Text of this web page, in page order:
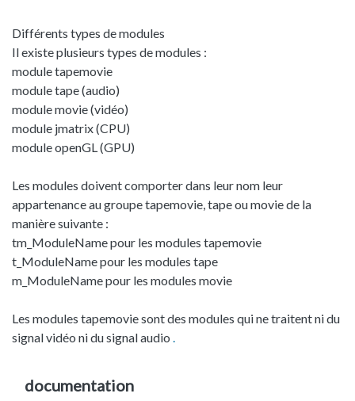
Différents types de modules
Il existe plusieurs types de modules :
module tapemovie
module tape (audio)
module movie (vidéo)
module jmatrix (CPU)
module openGL (GPU)
Les modules doivent comporter dans leur nom leur
appartenance au groupe tapemovie, tape ou movie de la
manière suivante :
tm_ModuleName pour les modules tapemovie
t_ModuleName pour les modules tape
m_ModuleName pour les modules movie
Les modules tapemovie sont des modules qui ne traitent ni du
signal vidéo ni du signal audio .
documentation